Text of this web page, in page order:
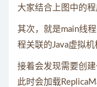
大家结合上图中的
其次，就是main线
程关联的Java虚拟机
接着会发现需要创建
此时会加载